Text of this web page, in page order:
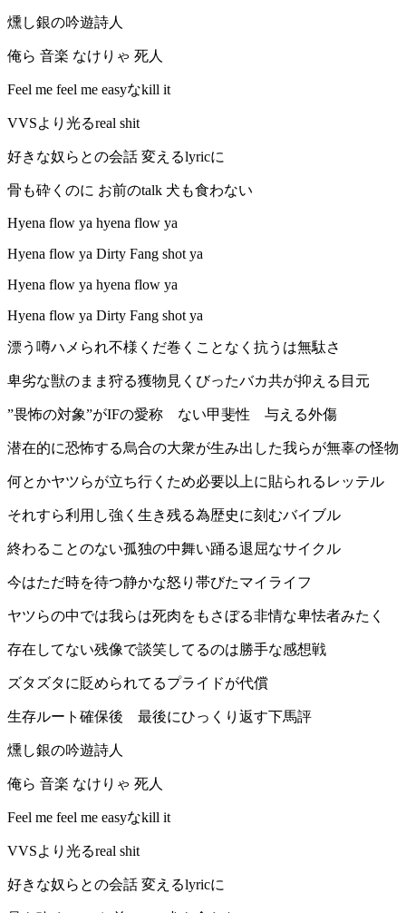
燻し銀の吟遊詩人
俺ら 音楽 なけりゃ 死人
Feel me feel me easyなkill it
VVSより光るreal shit
好きな奴らとの会話 変えるlyricに
骨も砕くのに お前のtalk 犬も食わない
Hyena flow ya hyena flow ya
Hyena flow ya Dirty Fang shot ya
Hyena flow ya hyena flow ya
Hyena flow ya Dirty Fang shot ya
漂う噂ハメられ不様くだ巻くことなく抗うは無駄さ
卑劣な獣のまま狩る獲物見くびったバカ共が抑える目元
”畏怖の対象”がIFの愛称 ない甲斐性 与える外傷
潜在的に恐怖する烏合の大衆が生み出した我らが無辜の怪物
何とかヤツらが立ち行くため必要以上に貼られるレッテル
それすら利用し強く生き残る為歴史に刻むバイブル
終わることのない孤独の中舞い踊る退屈なサイクル
今はただ時を待つ静かな怒り帯びたマイライフ
ヤツらの中では我らは死肉をもさぼる非情な卑怯者みたく
存在してない残像で談笑してるのは勝手な感想戦
ズタズタに貶められてるプライドが代償
生存ルート確保後 最後にひっくり返す下馬評
燻し銀の吟遊詩人
俺ら 音楽 なけりゃ 死人
Feel me feel me easyなkill it
VVSより光るreal shit
好きな奴らとの会話 変えるlyricに